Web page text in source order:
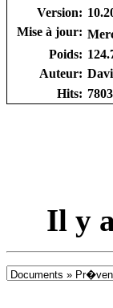
Version:
Mise à jour:
Poids:
Auteur:
Hits: 7803
Il y